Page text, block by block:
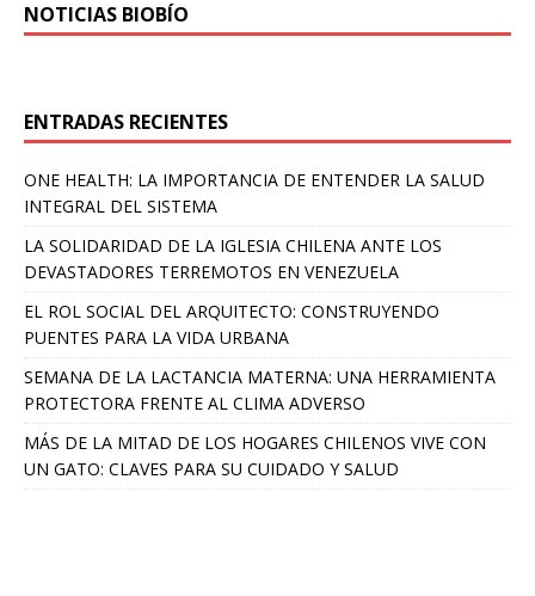
NOTICIAS BIOBÍO
ENTRADAS RECIENTES
ONE HEALTH: LA IMPORTANCIA DE ENTENDER LA SALUD
INTEGRAL DEL SISTEMA
LA SOLIDARIDAD DE LA IGLESIA CHILENA ANTE LOS
DEVASTADORES TERREMOTOS EN VENEZUELA
EL ROL SOCIAL DEL ARQUITECTO: CONSTRUYENDO
PUENTES PARA LA VIDA URBANA
SEMANA DE LA LACTANCIA MATERNA: UNA HERRAMIENTA
PROTECTORA FRENTE AL CLIMA ADVERSO
MÁS DE LA MITAD DE LOS HOGARES CHILENOS VIVE CON
UN GATO: CLAVES PARA SU CUIDADO Y SALUD